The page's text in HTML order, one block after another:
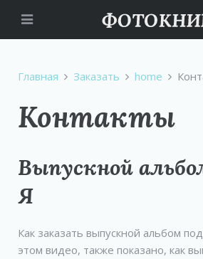
Главная Заказать home
Контакты
Выпускной
Я
Как заказать выпускной альбом
этом видео, также показано, как